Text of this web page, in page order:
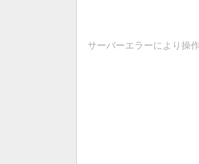
サーバーエラーにより操